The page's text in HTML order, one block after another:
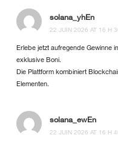
solana_yhEn
22 JUIN 2026 AT 16 H
Erlebe jetzt aufregende Gewinne
exklusive Boni.
Die Plattform kombiniert
Elementen.
solana_ewEn
22 JUIN 2026 AT 16 H